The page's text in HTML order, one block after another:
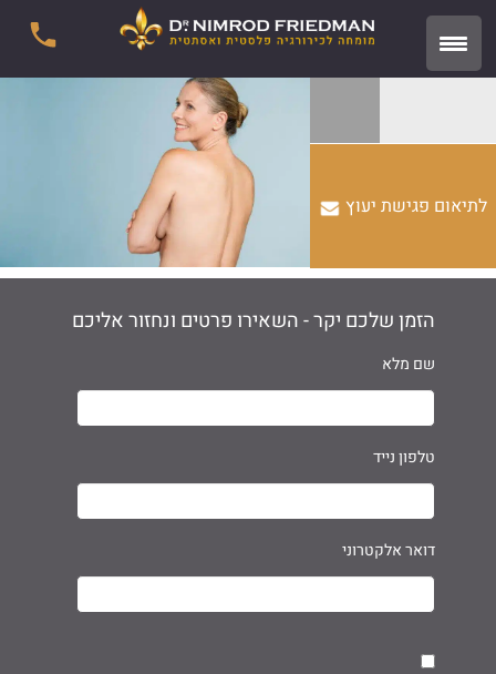
לתיאום פגישת יעוץ
הזמן שלכם יקר - השאירו פרטים ונחזור אליכם
שם מלא
טלפון נייד
דואר אלקטרוני